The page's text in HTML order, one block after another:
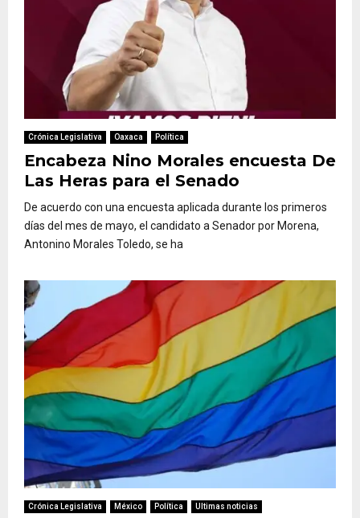
Crónica Legislativa Oaxaca Política
Encabeza Nino Morales encuesta De
Las Heras para el Senado
De acuerdo con una encuesta aplicada durante los primeros
días del mes de mayo, el candidato a Senador por Morena,
Antonino Morales Toledo, se ha
Crónica Legislativa México Política Ultimas noticias